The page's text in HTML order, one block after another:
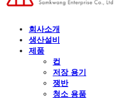
회사소개
생산설비
제품
컵
저장 용기
쟁반
청소 용품